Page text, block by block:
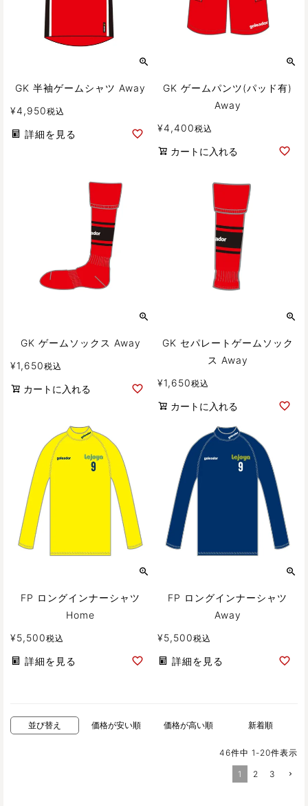
GK 半袖ゲームシャツ Away
¥4,950税込
詳細を見る
GK ゲームパンツ(パッド有)
Away
¥4,400税込
カートに入れる
GK ゲームソックス Away
¥1,650税込
カートに入れる
GK セパレートゲームソック
ス Away
¥1,650税込
カートに入れる
FP ロングインナーシャツ
Home
¥5,500税込
詳細を見る
FP ロングインナーシャツ
Away
¥5,500税込
詳細を見る
並び替え 価格が安い順 価格が高い順 新着順
46件中 1 -20件表示
1 2 3